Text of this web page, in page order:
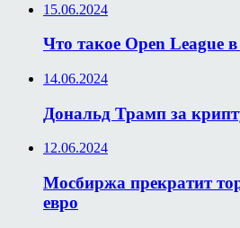
15.06.2024
Что такое Open League
14.06.2024
Дональд Трамп за
12.06.2024
Мосбиржа прекратит
евро